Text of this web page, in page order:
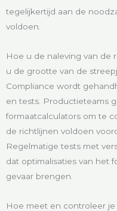
tegelijkertijd aan de
voldoen.
Hoe u de naleving van de
u de grootte van de
Compliance wordt
en tests. Productieteams
formaatcalculators om te
de richtlijnen voldoen
Regelmatige tests met
dat optimalisaties van het
gevaar brengen.
Hoe meet en controleer